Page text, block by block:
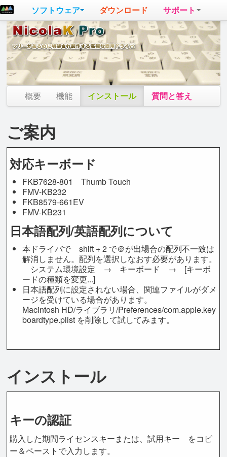
ソフトウェア ダウンロード サポート
概要 機能 インストール 質問と答え
ご案内
対応キーボード
FKB7628-801 Thumb Touch
FMV-KB232
FKB8579-661EV
FMV-KB231
日本語配列/英語配列について
本ドライバで shift + 2 で＠が出場合の配列不一致は
解消しません。配列を選択しなおす必要があります。
システム環境設定 → キーボード → [キーボ
ードの種類を変更...]
日本語配列に設定されない場合、関連ファイルがダメ
ージを受けている場合があります。
Macintosh HD/ライブラリ/Preferences/com.apple.key
boardtype.plist を削除して試してみます。
インストール
キーの認証
購入した期間ライセンスキーまたは、試用キー をコピ
ー＆ペーストで入力します。